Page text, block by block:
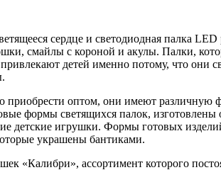
сердце и светодиодная палка
смайлы с короной и акулы. Палки,
детей именно потому, что они
оптом, они имеют различную
формы светящихся палок, изготовлены
детские игрушки. Формы готовых
украшены бантиками.
«Калибри», ассортимент которого